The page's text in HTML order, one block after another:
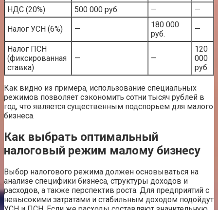
НДС (20%) 500 000 руб. — —
Налог УСН (6%) —
180 000
руб.
—
Налог ПСН
(фиксированная
ставка)
— —
120
000
руб.
Как видно из примера, использование специальных
режимов позволяет сэкономить сотни тысяч рублей в
год, что является существенным подспорьем для малого
бизнеса.
Как выбрать оптимальный
налоговый режим малому бизнесу
Выбор налогового режима должен основываться на
анализе специфики бизнеса, структуры доходов и
расходов, а также перспектив роста. Для предприятий с
невысокими затратами и стабильным доходом подойдут